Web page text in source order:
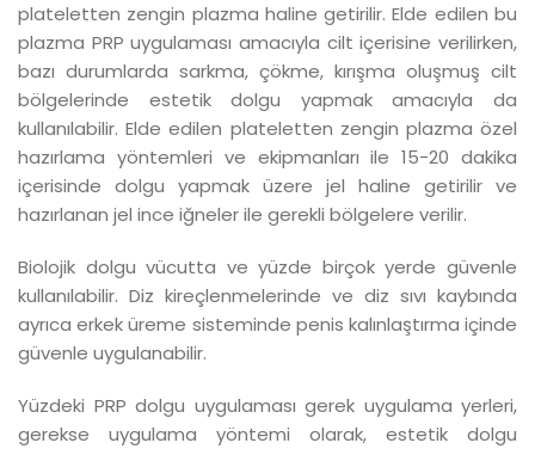
plateletten zengin plazma haline getirilir. Elde edilen bu
plazma PRP uygulaması amacıyla cilt içerisine verilirken,
bazı durumlarda sarkma, çökme, kırışma oluşmuş cilt
bölgelerinde estetik dolgu yapmak amacıyla da
kullanılabilir. Elde edilen plateletten zengin plazma özel
hazırlama yöntemleri ve ekipmanları ile 15-20 dakika
içerisinde dolgu yapmak üzere jel haline getirilir ve
hazırlanan jel ince iğneler ile gerekli bölgelere verilir.
Biolojik dolgu vücutta ve yüzde birçok yerde güvenle
kullanılabilir. Diz kireçlenmelerinde ve diz sıvı kaybında
ayrıca erkek üreme sisteminde penis kalınlaştırma içinde
güvenle uygulanabilir.
Yüzdeki PRP dolgu uygulaması gerek uygulama yerleri,
gerekse uygulama yöntemi olarak, estetik dolgu